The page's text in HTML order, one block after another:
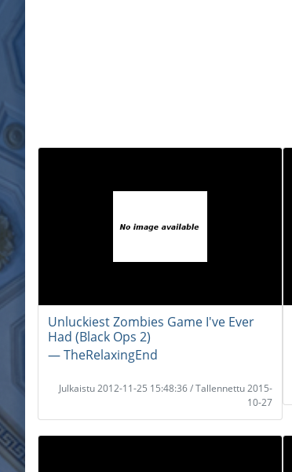
Unluckiest Zombies Game I've Ever
Had (Black Ops 2)
― TheRelaxingEnd
Julkaistu 2012-11-25 15:48:36 / Tallennettu 2015-
10-27